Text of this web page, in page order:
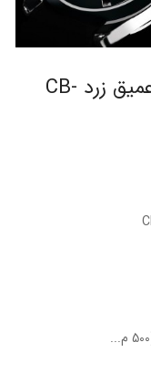
ساعت مچی اتوماتیک غواصی عمیق زرد CB-